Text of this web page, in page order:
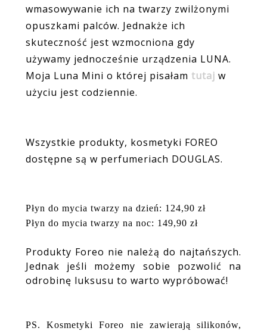
wmasowywanie ich na twarzy zwilżonymi
opuszkami palców. Jednakże ich
skuteczność jest wzmocniona gdy
używamy jednocześnie urządzenia LUNA.
Moja Luna Mini o której pisałam tutaj w
użyciu jest codziennie.
Wszystkie produkty, kosmetyki FOREO
dostępne są w perfumeriach DOUGLAS.
Płyn do mycia twarzy na dzień: 124,90 zł
Płyn do mycia twarzy na noc: 149,90 zł
Produkty Foreo nie należą do najtańszych.
Jednak jeśli możemy sobie pozwolić na
odrobinę luksusu to warto wypróbować!
PS. Kosmetyki Foreo nie zawierają silikonów,